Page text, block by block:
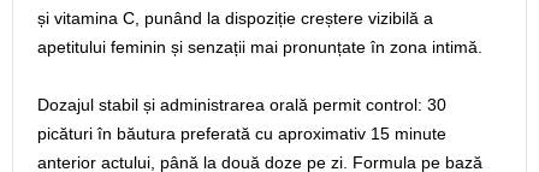
și vitamina C, punând la dispoziție creștere vizibilă a
apetitului feminin și senzații mai pronunțate în zona intimă.
Dozajul stabil și administrarea orală permit control: 30
picături în băutura preferată cu aproximativ 15 minute
anterior actului, până la două doze pe zi. Formula pe bază